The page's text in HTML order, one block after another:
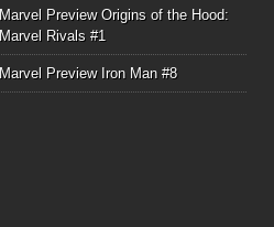
Marvel Preview Origins of the Hood:
Marvel Rivals #1
Marvel Preview Iron Man #8